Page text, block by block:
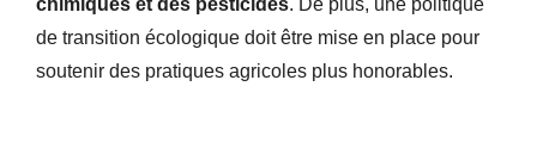
chimiques et des pesticides. De plus, une politique
de transition écologique doit être mise en place pour
soutenir des pratiques agricoles plus honorables.